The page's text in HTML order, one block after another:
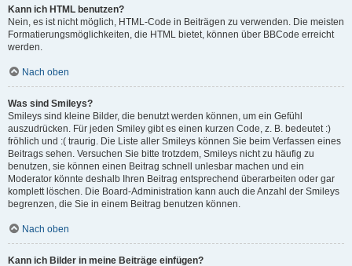
Kann ich HTML benutzen?
Nein, es ist nicht möglich, HTML-Code in Beiträgen zu verwenden. Die meisten
Formatierungsmöglichkeiten, die HTML bietet, können über BBCode erreicht
werden.
Nach oben
Was sind Smileys?
Smileys sind kleine Bilder, die benutzt werden können, um ein Gefühl
auszudrücken. Für jeden Smiley gibt es einen kurzen Code, z. B. bedeutet :)
fröhlich und :( traurig. Die Liste aller Smileys können Sie beim Verfassen eines
Beitrags sehen. Versuchen Sie bitte trotzdem, Smileys nicht zu häufig zu
benutzen, sie können einen Beitrag schnell unlesbar machen und ein
Moderator könnte deshalb Ihren Beitrag entsprechend überarbeiten oder gar
komplett löschen. Die Board-Administration kann auch die Anzahl der Smileys
begrenzen, die Sie in einem Beitrag benutzen können.
Nach oben
Kann ich Bilder in meine Beiträge einfügen?